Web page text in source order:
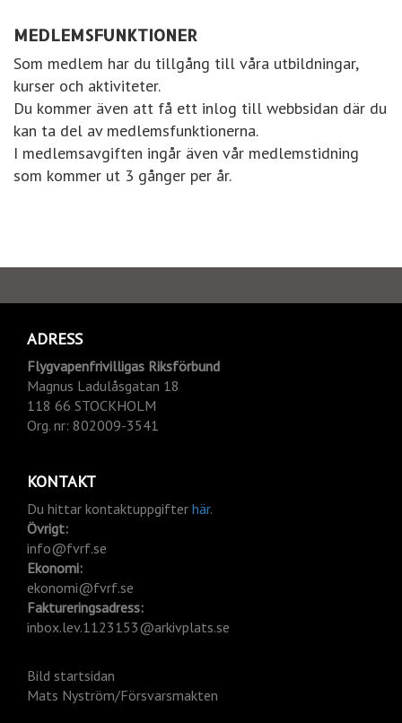
MEDLEMSFUNKTIONER
Som medlem har du tillgång till våra utbildningar,
kurser och aktiviteter.
Du kommer även att få ett inlog till webbsidan där du
kan ta del av medlemsfunktionerna.
I medlemsavgiften ingår även vår medlemstidning
som kommer ut 3 gånger per år.
ADRESS
Flygvapenfrivilligas Riksförbund
Magnus Ladulåsgatan 18
118 66 STOCKHOLM
Org. nr: 802009-3541
KONTAKT
Du hittar kontaktuppgifter här.
Övrigt:
info@fvrf.se
Ekonomi:
ekonomi@fvrf.se
Faktureringsadress:
inbox.lev.1123153@arkivplats.se
Bild startsidan
Mats Nyström/Försvarsmakten